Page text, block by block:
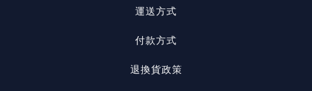
運送方式
付款方式
退換貨政策